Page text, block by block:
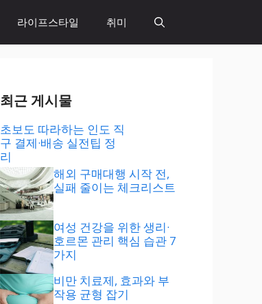
라이프스타일 취미
최근 게시물
초보도 따라하는 인도 직
구 결제·배송 실전팁 정
리
해외 구매대행 시작 전,
실패 줄이는 체크리스트
여성 건강을 위한 생리·
호르몬 관리 핵심 습관 7
가지
비만 치료제, 효과와 부
작용 균형 잡기